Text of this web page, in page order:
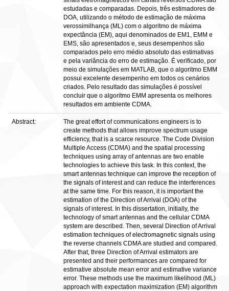
estudadas e comparadas. Depois, três estimadores de
DOA, utilizando o método de estimação de máxima
verossimilhança (ML) com o algoritmo de máxima
expectância (EM), aqui denominados de EM1, EMM e
EMS, são apresentados e, seus desempenhos são
comparados pelo erro médio absoluto das estimativas
e pela variância do erro de estimação. É verificado, por
meio de simulações em MATLAB, que o algoritmo EMM
possui excelente desempenho em todos os cenários
criados. Pelo resultado das simulações é possível
concluir que o algoritmo EMM apresenta os melhores
resultados em ambiente CDMA.
Abstract:
The great effort of communications engineers is to
create methods that allows improve spectrum usage
efficiency, that is a scarce resource. The Code Division
Multiple Access (CDMA) and the spatial processing
techniques using array of antennas are two enable
technologies to achieve this task. In this context, the
smart antennas technique can improve the reception of
the signals of interest and can reduce the interferences
at the same time. For this reason, it is important the
estimation of the Direction of Arrival (DOA) of the
signals of interest. In this dissertation, initially, the
technology of smart antennas and the cellular CDMA
system are described. Then, several Direction of Arrival
estimation techniques of electromagnetic signals using
the reverse channels CDMA are studied and compared.
After that, three Direction of Arrival estimators are
presented and their performances are compared for
estimative absolute mean error and estimative variance
error. These methods use the maximum likelihood (ML)
approach with expectation maximization (EM) algorithm